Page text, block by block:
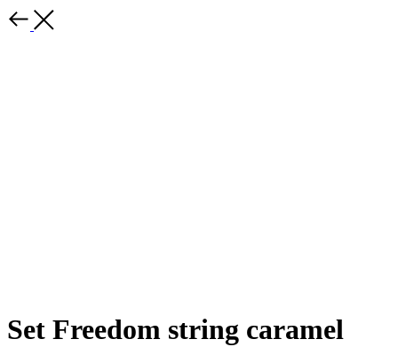
Set Freedom string caramel